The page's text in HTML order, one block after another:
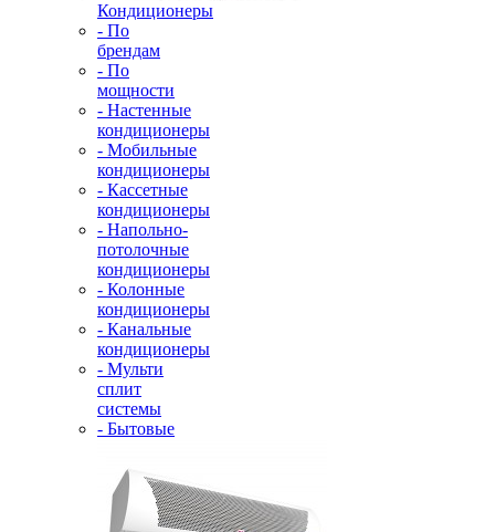
Кондиционеры
- По
брендам
- По
мощности
- Настенные
кондиционеры
- Мобильные
кондиционеры
- Кассетные
кондиционеры
- Напольно-
потолочные
кондиционеры
- Колонные
кондиционеры
- Канальные
кондиционеры
- Мульти
сплит
системы
- Бытовые